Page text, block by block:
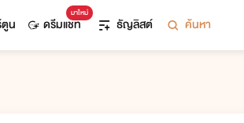
น
มาใหม่
ดรีมแชท ธัญลิสต์ ค้นหา